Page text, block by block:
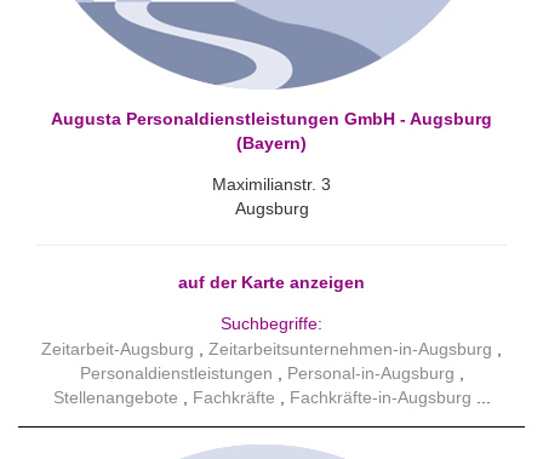
Augusta Personaldienstleistungen GmbH - Augsburg
(Bayern)
Maximilianstr. 3
Augsburg
auf der Karte anzeigen
Suchbegriffe:
Zeitarbeit-Augsburg
Zeitarbeitsunternehmen-in-Augsburg
Personaldienstleistungen
Personal-in-Augsburg
Stellenangebote
Fachkräfte Fachkräfte-in-Augsburg